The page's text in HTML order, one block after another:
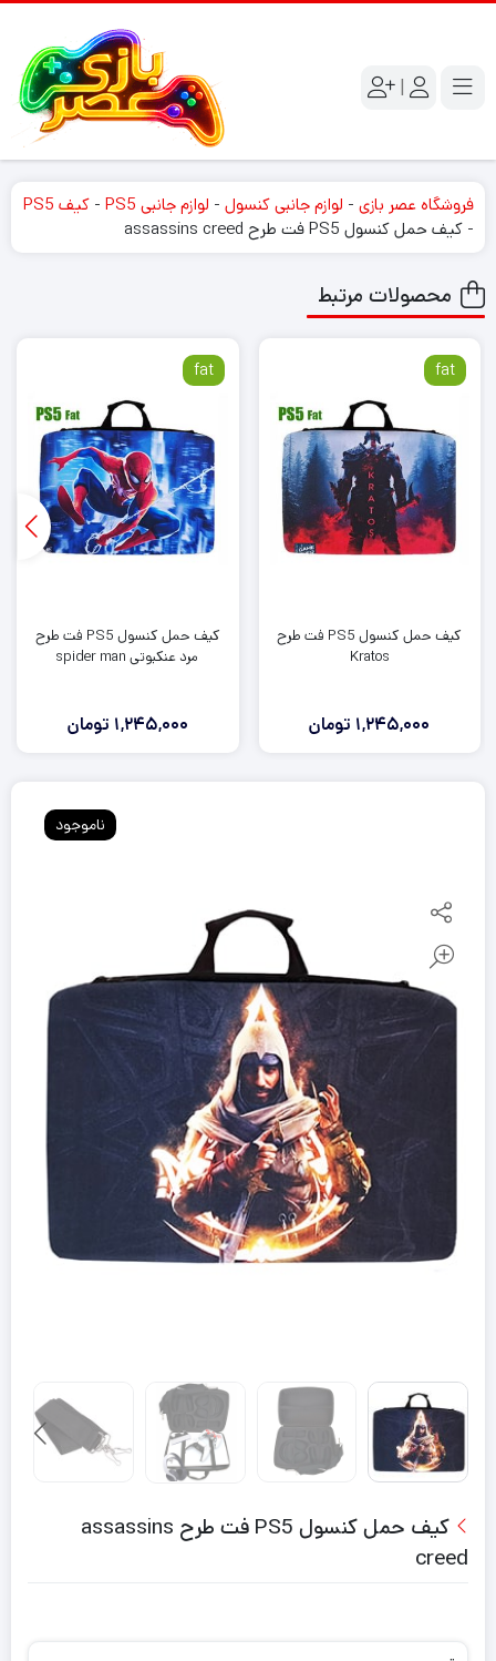
|
فروشگاه عصر بازی - لوازم جانبی کنسول - لوازم جانبی PS5 - کیف PS5
- کیف حمل کنسول PS5 فت طرح assassins creed
محصولات مرتبط
fat
کیف حمل کنسول PS5 فت طرح
Kratos
1,245,000 تومان
fat
کیف حمل کنسول PS5 فت طرح
مرد عنکبوتی spider man
1,245,000 تومان
ناموجود
کیف حمل کنسول PS5 فت طرح assassins
creed